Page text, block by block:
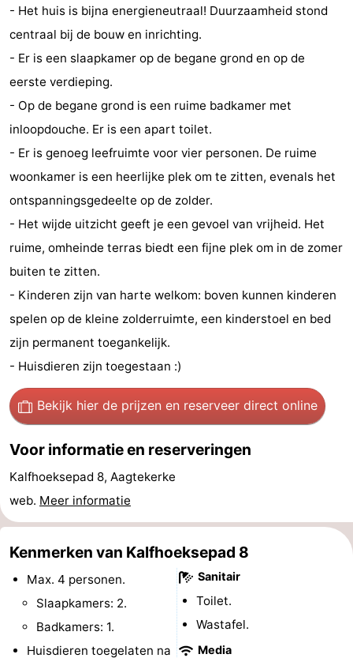
Bowlen
-
Minigolfbanen
Wellness
centra
Dorpen
Steden
Natuur
Rondleidingen
Sporten
-
Zwembaden
-
Fietsen
-
Wandelen
-
Paardrijden
-
Maneges
-
en
drinken
Ringrijden
Mondriaan
Evenementen
Praktisch
Forum
- Het huis is bijna energieneutraal! Duurzaamheid stond
centraal bij de bouw en inrichting.
- Er is een slaapkamer op de begane grond en op de
eerste verdieping.
- Op de begane grond is een ruime badkamer met
inloopdouche. Er is een apart toilet.
- Er is genoeg leefruimte voor vier personen. De ruime
woonkamer is een heerlijke plek om te zitten, evenals het
ontspanningsgedeelte op de zolder.
- Het wijde uitzicht geeft je een gevoel van vrijheid. Het
ruime, omheinde terras biedt een fijne plek om in de zomer
buiten te zitten.
- Kinderen zijn van harte welkom: boven kunnen kinderen
spelen op de kleine zolderruimte, een kinderstoel en bed
zijn permanent toegankelijk.
- Huisdieren zijn toegestaan :)
Bekijk hier de prijzen en reserveer direct online
Voor informatie en reserveringen
Kalfhoeksepad 8, Aagtekerke
web. Meer informatie
Kenmerken van Kalfhoeksepad 8
Max. 4 personen.
Slaapkamers: 2.
Badkamers: 1.
Huisdieren toegelaten na
Sanitair
Toilet.
Wastafel.
Media